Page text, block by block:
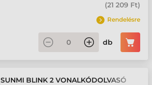
(21 209 Ft)
Rendelésre
db
SUNMI BLINK 2 VONALKÓDOLVASÓ